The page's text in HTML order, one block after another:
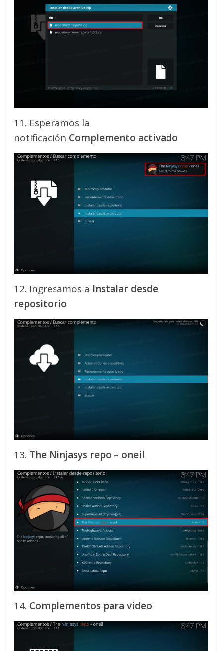
11. Esperamos la
notificación Complemento activado
12. Ingresamos a Instalar desde
repositorio
13. The Ninjasys repo – oneil
14. Complementos para video